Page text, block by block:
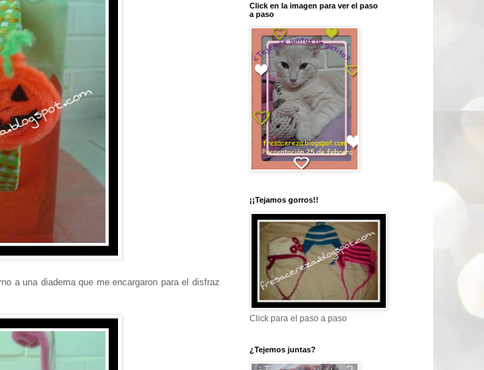
a una diadema que me encargaron para el disfraz
Click en la imagen para ver el paso
a paso
¡¡Tejamos gorros!!
Click para el paso a paso
¿Tejemos juntas?